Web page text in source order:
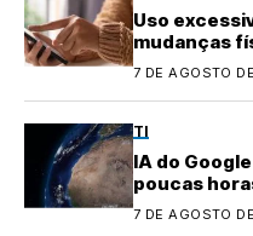
Uso
mudanças
7 DE AGOSTO
TI
IA do
poucas
7 DE AGOSTO